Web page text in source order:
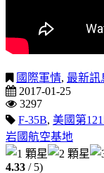
國際軍情, 最新訊
2017-01-25
3297
F-35B, 美國第
岩國航空基地
4.33 / 5)